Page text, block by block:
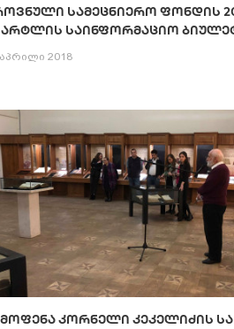
ᲡᲐᲛᲔᲪᲜᲘᲔᲠᲝ ᲤᲝᲜᲓᲘᲡ
ᲡᲐᲘᲜᲤᲝᲠᲛᲐᲪᲘᲝ
აპრილი 2018
ᲙᲝᲠᲜᲔᲚᲘ ᲙᲔᲙᲔᲚᲘᲫᲘᲡ